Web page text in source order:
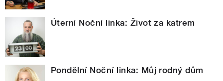
Úterní Noční linka: Život za katrem
Pondělní Noční linka: Můj rodný dům